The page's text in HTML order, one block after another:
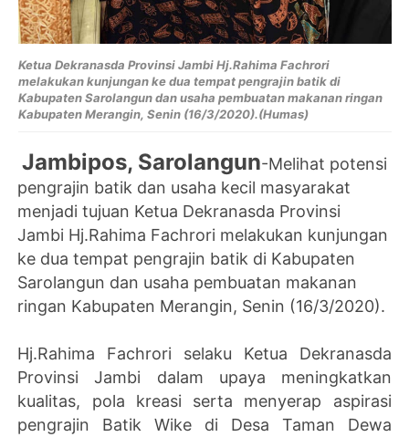
Ketua Dekranasda Provinsi Jambi Hj.Rahima Fachrori
melakukan kunjungan ke dua tempat pengrajin batik di
Kabupaten Sarolangun dan usaha pembuatan makanan ringan
Kabupaten Merangin, Senin (16/3/2020).(Humas)
Jambipos, Sarolangun-Melihat potensi
pengrajin batik dan usaha kecil masyarakat
menjadi tujuan Ketua Dekranasda Provinsi
Jambi Hj.Rahima Fachrori melakukan kunjungan
ke dua tempat pengrajin batik di Kabupaten
Sarolangun dan usaha pembuatan makanan
ringan Kabupaten Merangin, Senin (16/3/2020).
Hj.Rahima Fachrori selaku Ketua Dekranasda
Provinsi Jambi dalam upaya meningkatkan
kualitas, pola kreasi serta menyerap aspirasi
pengrajin Batik Wike di Desa Taman Dewa